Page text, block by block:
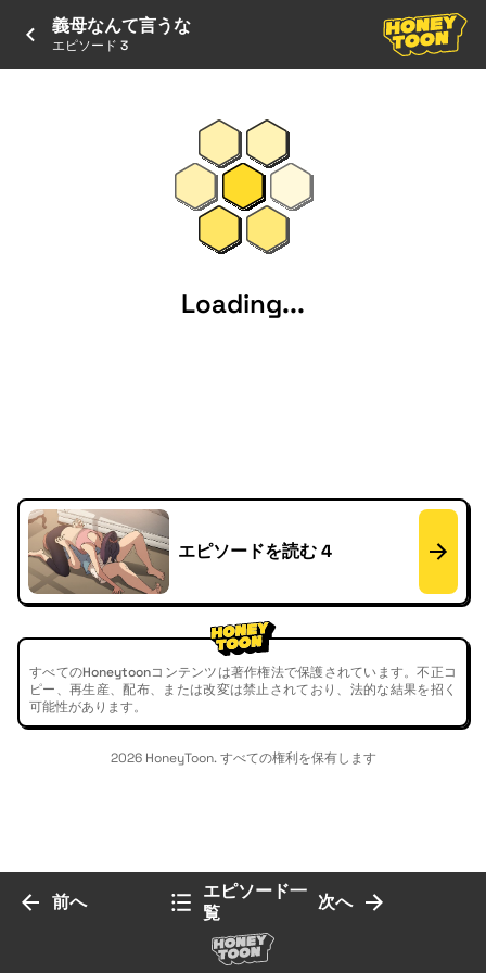
義母なんて言うな
エピソード 3
Loading...
エピソードを読む 4
すべてのHoneytoonコンテンツは著作権法で保護されています。不正コ
ピー、再生産、配布、または改変は禁止されており、法的な結果を招く
可能性があります。
2026 HoneyToon. すべての権利を保有します
前へ
エピソード一
覧
次へ